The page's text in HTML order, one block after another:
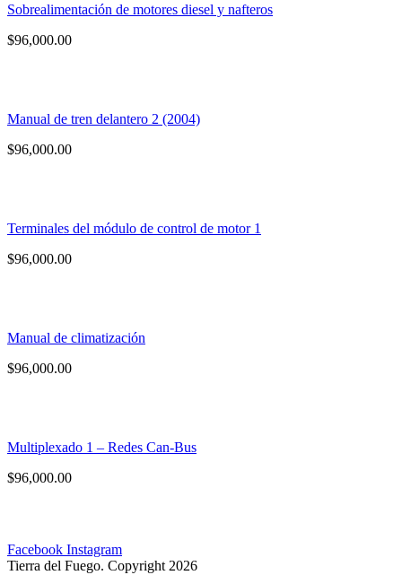
Sobrealimentación de motores diesel y nafteros
$96,000.00
Manual de tren delantero 2 (2004)
$96,000.00
Terminales del módulo de control de motor 1
$96,000.00
Manual de climatización
$96,000.00
Multiplexado 1 – Redes Can-Bus
$96,000.00
Facebook Instagram
Tierra del Fuego. Copyright 2026